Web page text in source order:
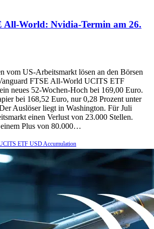
All-World: Nvidia-Termin am 26.
vom US-Arbeitsmarkt lösen an den Börsen
FTSE All-World UCITS ETF
neues 52-Wochen-Hoch bei 169,00 Euro.
bei 168,52 Euro, nur 0,28 Prozent unter
Auslöser liegt in Washington. Für Juli
einen Verlust von 23.000 Stellen.
Plus von 80.000…
ETF USD Accumulation